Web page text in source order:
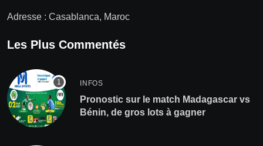
Adresse : Casablanca, Maroc
Les Plus Commentés
INFOS
Pronostic sur le match Madagascar vs
Bénin, de gros lots à gagner